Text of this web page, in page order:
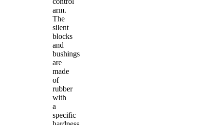
arm.
The
silent
blocks
and
bushings
are
made
of
rubber
with
a
specific